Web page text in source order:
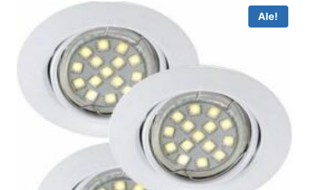
Ale!